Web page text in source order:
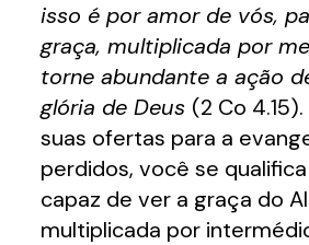
isso é por amor de vós,
graça, multiplicada por
torne abundante a ação
glória de Deus (2 Co
suas ofertas para a
perdidos, você se
capaz de ver a graça do
multiplicada por